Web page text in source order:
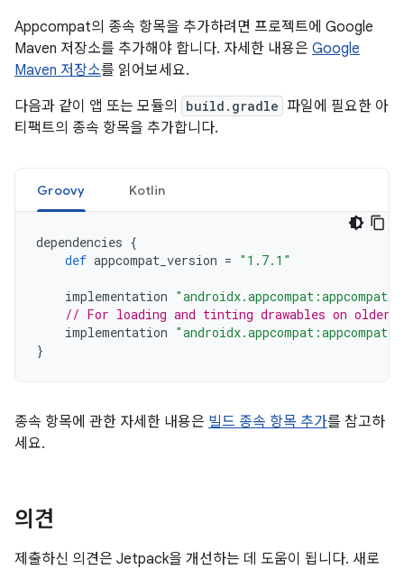
Appcompat의 종속 항목을 추가하려면 프로젝트에 Google
Maven 저장소를 추가해야 합니다. 자세한 내용은 Google
Maven 저장소를 읽어보세요.
다음과 같이 앱 또는 모듈의
build.gradle 파일에 필요한 아
티팩트의 종속 항목을 추가합니다.
Groovy Kotlin
dependencies {
def appcompat_version = "1.7.1"
implementation
// For loading and tinting drawables on older
implementation
}
종속 항목에 관한 자세한 내용은 빌드 종속 항목 추가를 참고하
세요.
의견
제출하신 의견은 Jetpack을 개선하는 데 도움이 됩니다. 새로